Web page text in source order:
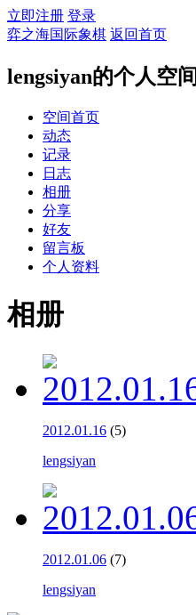
立即注册 登录
弈之海国际象棋 返回首页
lengsiyan的个人空间
空间首页
动态
记录
日志
相册
分享
好友
留言板
个人资料
相册
2012.01.16 (5)
lengsiyan
2012.01.06 (7)
lengsiyan